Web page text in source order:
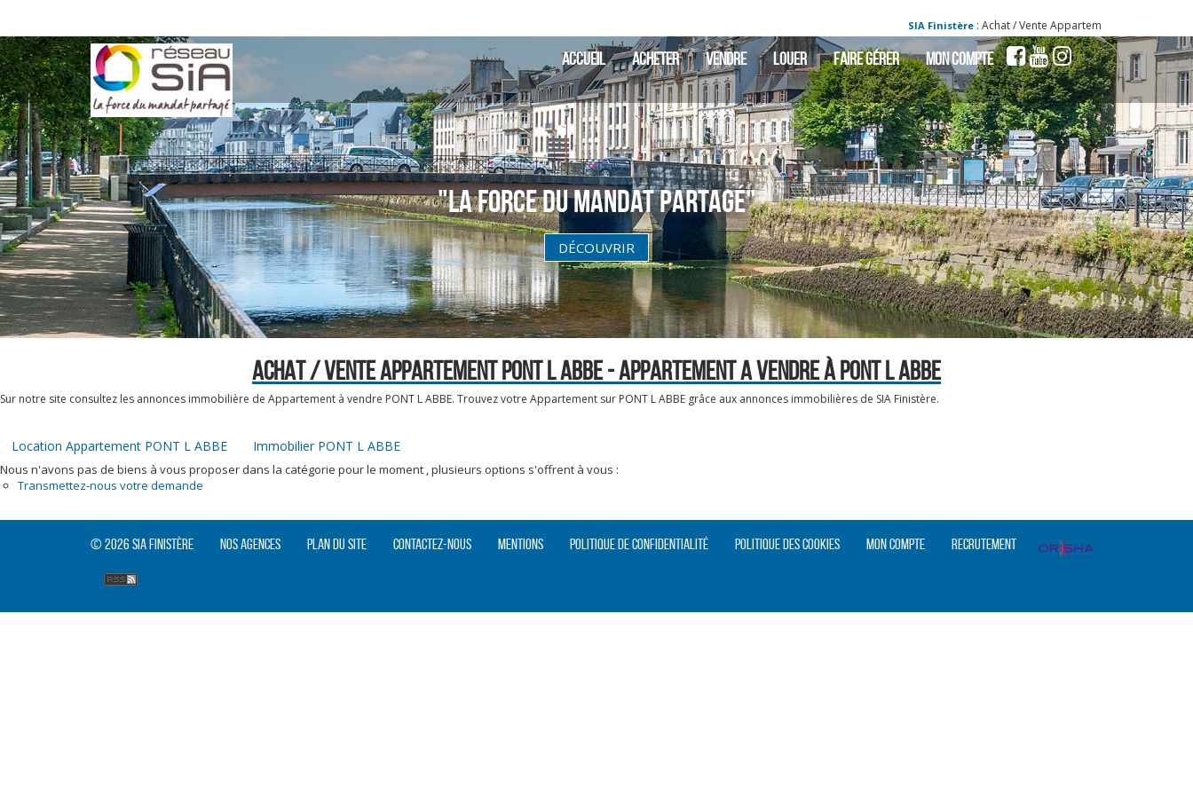
SIA Finistère: Achat / Vente Appartement PONT L ABBE -
ACCUEIL ACHETER VENDRE LOUER FAIRE GÉRER MON COMPTE
"La Force du Mandat partagé"
DÉCOUVRIR
ACHAT / VENTE APPARTEMENT PONT L ABBE - APPARTEMENT A VENDRE À PONT L ABBE
Sur notre site consultez les annonces immobilière de Appartement à vendre PONT L ABBE. Trouvez votre Appartement sur PONT L ABBE grâce aux annonces immobilières de SIA Finistère.
Location Appartement PONT L ABBE Immobilier PONT L ABBE
Nous n'avons pas de biens à vous proposer dans la catégorie pour le moment , plusieurs options s'offrent à vous :
Transmettez-nous votre demande
© 2026 SIA Finistère Nos agences Plan du site Contactez-nous Mentions Politique de confidentialité Politique des cookies Mon compte Recrutement